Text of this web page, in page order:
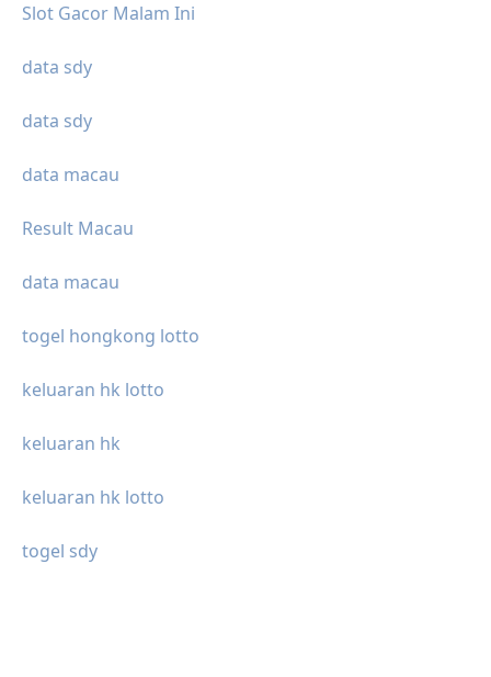
Slot Gacor Malam Ini
data sdy
data sdy
data macau
Result Macau
data macau
togel hongkong lotto
keluaran hk lotto
keluaran hk
keluaran hk lotto
togel sdy